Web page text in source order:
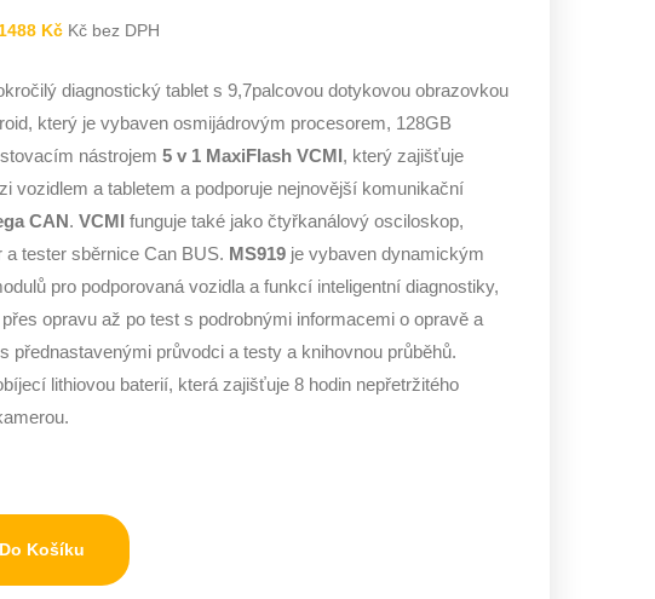
KčKč bez DPH
diagnostický tablet s 9,7palcovou dotykovou obrazovkou
který je vybaven osmijádrovým procesorem, 128GB
nástrojem 5 v 1 MaxiFlash VCMI, který zajišťuje
vozidlem a tabletem a podporuje nejnovější komunikační
CAN. VCMIfunguje také jako čtyřkanálový osciloskop,
tester sběrnice Can BUS. MS919je vybaven dynamickým
pro podporovaná vozidla a funkcí inteligentní diagnostiky,
opravu až po test s podrobnými informacemi o opravě a
přednastavenými průvodci a testy a knihovnou průběhů.
lithiovou baterií, která zajišťuje 8 hodin nepřetržitého
Košíku